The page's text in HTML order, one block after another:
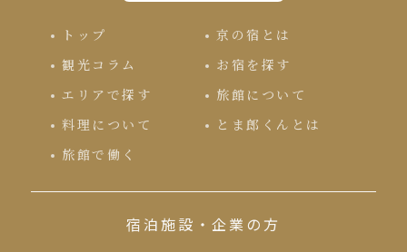
トップ
京の宿とは
観光コラム
お宿を探す
エリアで探す
旅館について
料理について
とま郎くんとは
旅館で働く
宿泊施設・企業の方